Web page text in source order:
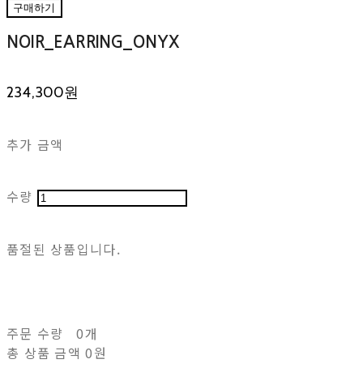
구매하기
NOIR_EARRING_ONYX
234,300원
추가 금액
수량
품절된 상품입니다.
주문 수량
0개
총 상품 금액 0원